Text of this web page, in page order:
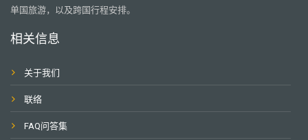
单国旅游，以及跨国行程安排。
相关信息
关于我们
联络
FAQ问答集